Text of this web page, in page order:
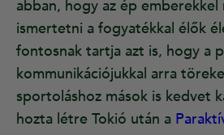
abban, hogy az ép emberekkel
ismertetni a fogyatékkal élők
fontosnak tartja azt is, hogy a
kommunikációjukkal arra
sportoláshoz mások is kedvet
hozta létre Tokió után a